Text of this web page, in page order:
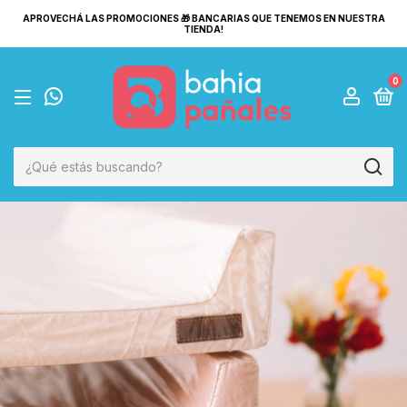
APROVECHÁ LAS PROMOCIONES 🎁 BANCARIAS QUE TENEMOS EN NUESTRA
TIENDA!
0